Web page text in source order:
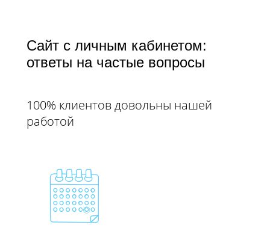
Сайт с личным кабинетом:
ответы на частые вопросы
100% клиентов довольны нашей
работой